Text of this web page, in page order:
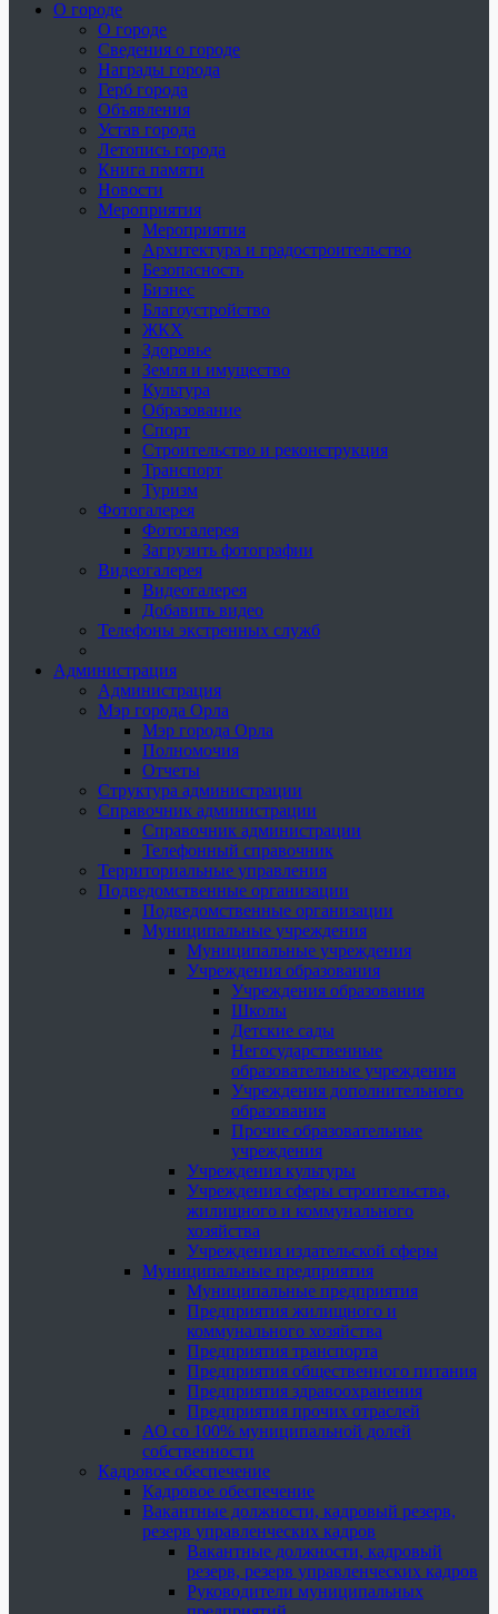
О городе
О городе
Сведения о городе
Награды города
Герб города
Объявления
Устав города
Летопись города
Книга памяти
Новости
Мероприятия
Мероприятия
Архитектура и градостроительство
Безопасность
Бизнес
Благоустройство
ЖКХ
Здоровье
Земля и имущество
Культура
Образование
Спорт
Строительство и реконструкция
Транспорт
Туризм
Фотогалерея
Фотогалерея
Загрузить фотографии
Видеогалерея
Видеогалерея
Добавить видео
Телефоны экстренных служб
Администрация
Администрация
Мэр города Орла
Мэр города Орла
Полномочия
Отчеты
Структура администрации
Справочник администрации
Справочник администрации
Телефонный справочник
Территориальные управления
Подведомственные организации
Подведомственные организации
Муниципальные учреждения
Муниципальные учреждения
Учреждения образования
Учреждения образования
Школы
Детские сады
Негосударственные
образовательные учреждения
Учреждения дополнительного
образования
Прочие образовательные
учреждения
Учреждения культуры
Учреждения сферы строительства,
жилищного и коммунального
хозяйства
Учреждения издательской сферы
Муниципальные предприятия
Муниципальные предприятия
Предприятия жилищного и
коммунального хозяйства
Предприятия транспорта
Предприятия общественного питания
Предприятия здравоохранения
Предприятия прочих отраслей
АО со 100% муниципальной долей
собственности
Кадровое обеспечение
Кадровое обеспечение
Вакантные должности, кадровый резерв,
резерв управленческих кадров
Вакантные должности, кадровый
резерв, резерв управленческих кадров
Руководители муниципальных